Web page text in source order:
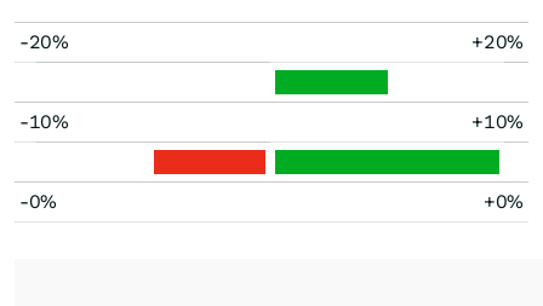
-20% +20%
-10% +10%
-0% +0%